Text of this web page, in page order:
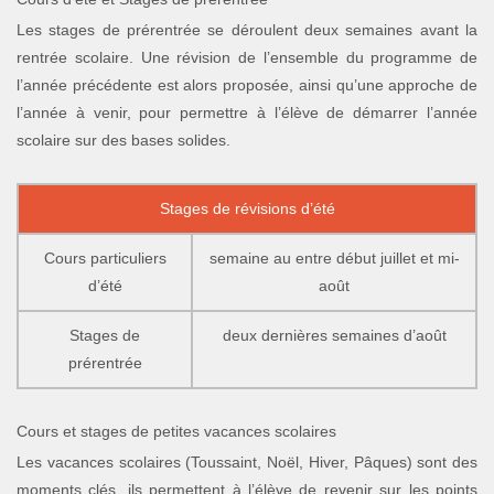
Les stages de prérentrée se déroulent deux semaines avant la
rentrée scolaire. Une révision de l’ensemble du programme de
l’année précédente est alors proposée, ainsi qu’une approche de
l’année à venir, pour permettre à l’élève de démarrer l’année
scolaire sur des bases solides.
Stages de révisions d’été
Cours particuliers
d’été
semaine au entre début juillet et mi-
août
Stages de
prérentrée
deux dernières semaines d’août
Cours et stages de petites vacances scolaires
Les vacances scolaires (Toussaint, Noël, Hiver, Pâques) sont des
moments clés, ils permettent à l’élève de revenir sur les points